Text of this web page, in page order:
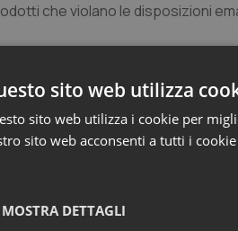
che violano le disposizioni
sito web utilizza
sito web utilizza i cookie per
sito web acconsenti a tutti i
MOSTRA DETTAGLI